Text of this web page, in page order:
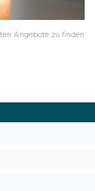
Angebote zu finden